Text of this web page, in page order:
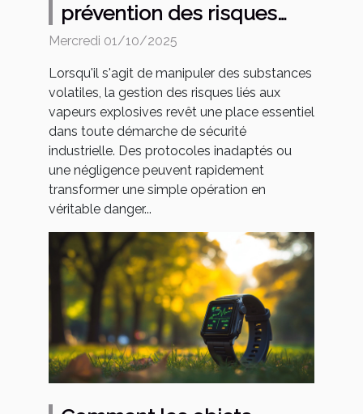
prévention des risques
avec les vapeurs
Mercredi 01/10/2025
Lorsqu'il s'agit de manipuler des substances
volatiles, la gestion des risques liés aux
vapeurs explosives revêt une place essentiel
dans toute démarche de sécurité
industrielle. Des protocoles inadaptés ou
une négligence peuvent rapidement
transformer une simple opération en
véritable danger...